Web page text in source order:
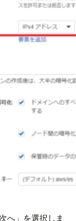
へ」を選択しま